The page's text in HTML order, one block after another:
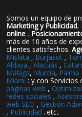
Somos un equipo de
Marketing y Publicidad,
online ,
más de 10 años de
clientes satisfechos.
Mislata , Burjasot ,
Aldaya ,Alacuás ,
Málaga, Murcia, Palma
Miami : y con Servicios
páginas web ,
redes sociales ,
web SEO , Gestión
, Publicidad ..etc..